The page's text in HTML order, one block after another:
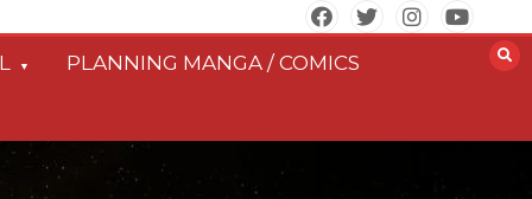
PLANNING MANGA / COMICS